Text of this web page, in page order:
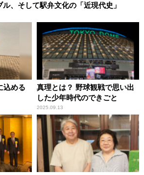
、そして駅弁文化の「近現代史」
込める
真理とは？ 野球観戦で思い出
した少年時代のできごと
2025.09.13